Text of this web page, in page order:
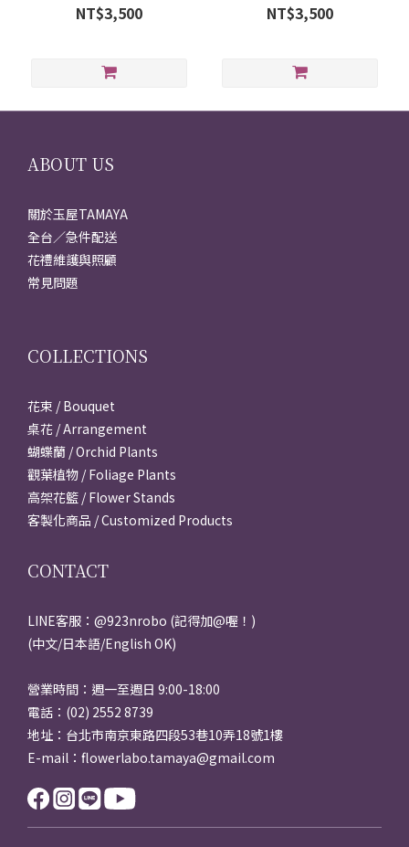
NT$3,500 NT$3,500
ABOUT US
關於玉屋TAMAYA
全台／急件配送
花禮維護與照顧
常見問題
COLLECTIONS
花束 / Bouquet
桌花 / Arrangement
蝴蝶蘭 / Orchid Plants
觀葉植物 / Foliage Plants
高架花籃 / Flower Stands
客製化商品 / Customized Products
CONTACT
LINE客服：@923nrobo (記得加@喔！)
(中文/日本語/English OK)
營業時間：週一至週日 9:00-18:00
電話：(02) 2552 8739
地址：台北市南京東路四段53巷10弄18號1樓
E-mail：flowerlabo.tamaya@gmail.com